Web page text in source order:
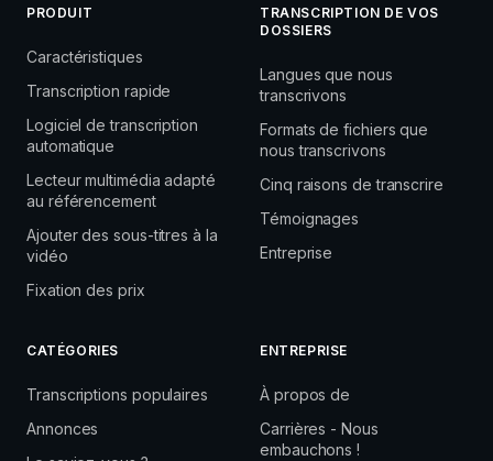
PRODUIT
Caractéristiques
Transcription rapide
Logiciel de transcription
automatique
Lecteur multimédia adapté
au référencement
Ajouter des sous-titres à la
vidéo
Fixation des prix
TRANSCRIPTION DE VOS
DOSSIERS
Langues que nous
transcrivons
Formats de fichiers que
nous transcrivons
Cinq raisons de transcrire
Témoignages
Entreprise
CATÉGORIES
Transcriptions populaires
Annonces
ENTREPRISE
À propos de
Carrières - Nous
embauchons !